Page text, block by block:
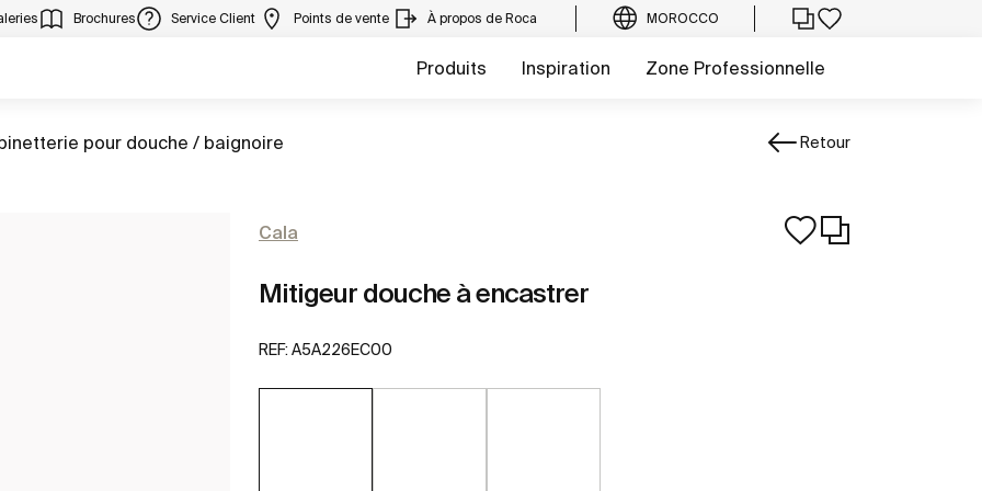
Brochures Service Client Points de vente À propos de Roca MOROCCO
Produits Inspiration Zone Professionnelle
à pour douche / baignoire Retour
Cala
Mitigeur douche à encastrer
REF: A5A226EC00